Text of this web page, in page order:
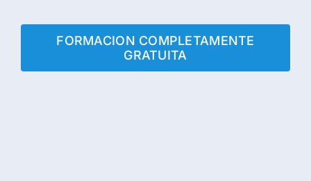
FORMACION COMPLETAMENTE
GRATUITA